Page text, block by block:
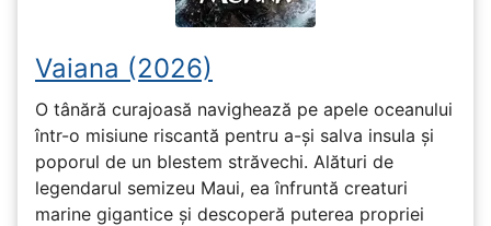
Vaiana (2026)
O tânără curajoasă navighează pe apele oceanului
într-o misiune riscantă pentru a-și salva insula și
poporul de un blestem străvechi. Alături de
legendarul semizeu Maui, ea înfruntă creaturi
marine gigantice și descoperă puterea propriei